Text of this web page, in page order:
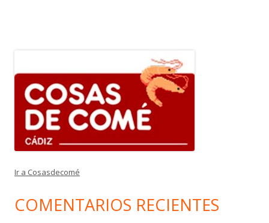
Ir a Cosasdecomé
COMENTARIOS RECIENTES